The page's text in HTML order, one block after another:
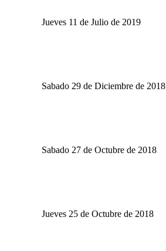
Jueves 11 de Julio de 2019
Sabado 29 de Diciembre de 2018
Sabado 27 de Octubre de 2018
Jueves 25 de Octubre de 2018